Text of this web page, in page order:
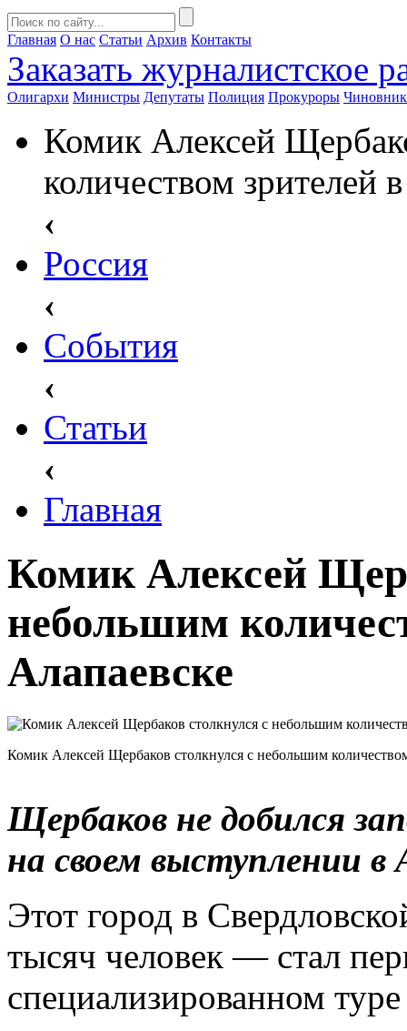
Главная О нас Статьи Архив Контакты
Заказать журналистское
Олигархи Министры Депутаты Полиция Прокуроры
Комик Алексей
количеством зрителей
‹
Россия
‹
События
‹
Статьи
‹
Главная
Комик Алексей
небольшим
Алапаевске
Комик Алексей Щербаков столкнулся с небольшим
Щербаков не добился
на своем выступлении в
Этот город в
тысяч человек — стал
специализированном